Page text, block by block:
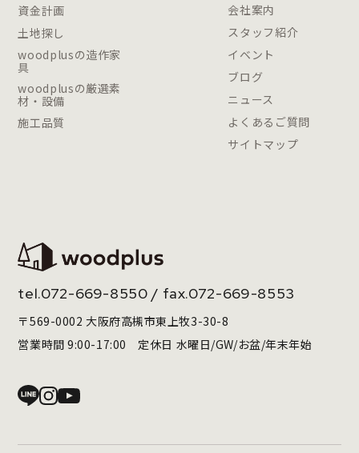
資金計画
土地探し
woodplusの造作家
具
woodplusの厳選素
材・設備
施工品質
会社案内
スタッフ紹介
イベント
ブログ
ニュース
よくあるご質問
サイトマップ
tel.072-669-8550 / fax.072-669-8553
〒569-0002 大阪府高槻市東上牧3-30-8
営業時間 9:00-17:00 定休日 水曜日/GW/お盆/年末年始